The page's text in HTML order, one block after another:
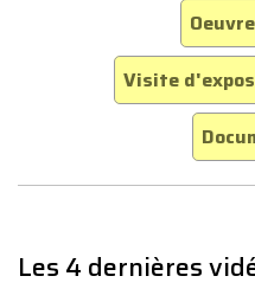
Visite
Les 4 dernières